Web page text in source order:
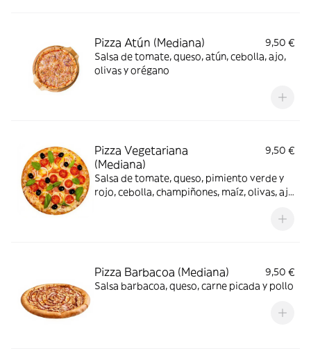
Pizza Atún (Mediana)
9,50 €
Salsa de tomate, queso, atún, cebolla, ajo,
olivas y orégano
Pizza Vegetariana
(Mediana)
9,50 €
Salsa de tomate, queso, pimiento verde y
rojo, cebolla, champiñones, maíz, olivas, ajo
Pizza Barbacoa (Mediana)
9,50 €
Salsa barbacoa, queso, carne picada y pollo